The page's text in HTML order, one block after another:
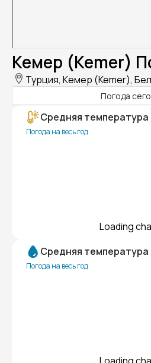
Кемер (Kemer)
Турция, Кемер (Kemer),
Погода
Средняя температура
Погода на весь год
Loading
Средняя температура
Погода на весь год